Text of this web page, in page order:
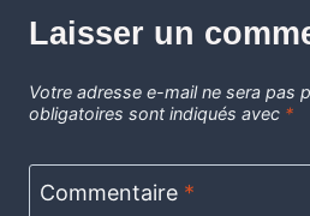
Laisser un
Votre adresse e-mail ne sera pas
obligatoires sont indiqués avec *
Commentaire *